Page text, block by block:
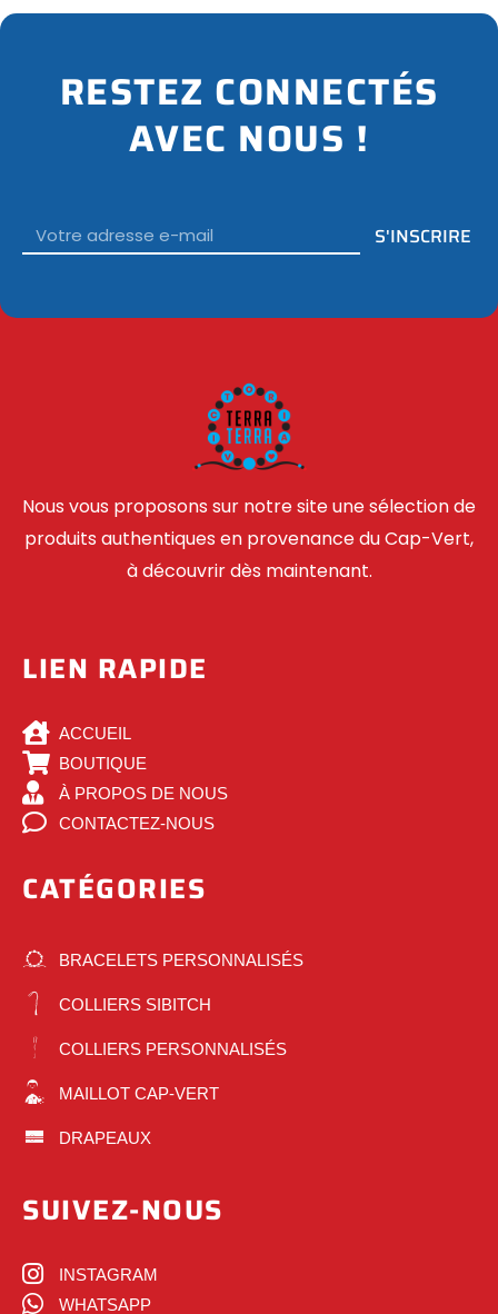
RESTEZ CONNECTÉS
AVEC NOUS !
S'INSCRIRE
Nous vous proposons sur notre site une sélection de
produits authentiques en provenance du Cap-Vert,
à découvrir dès maintenant.
LIEN RAPIDE
ACCUEIL
BOUTIQUE
À PROPOS DE NOUS
CONTACTEZ-NOUS
CATÉGORIES
BRACELETS PERSONNALISÉS
COLLIERS SIBITCH
COLLIERS PERSONNALISÉS
MAILLOT CAP-VERT
DRAPEAUX
SUIVEZ-NOUS
INSTAGRAM
WHATSAPP